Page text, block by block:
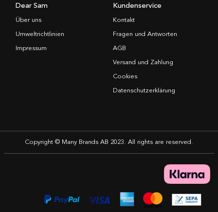
Dear Sam
Über uns
Umweltrichtlinien
Impressum
Kundenservice
Kontakt
Fragen und Antworten
AGB
Versand und Zahlung
Cookies
Datenschutzerklärung
Copyright © Many Brands AB 2023. All rights are reserved.